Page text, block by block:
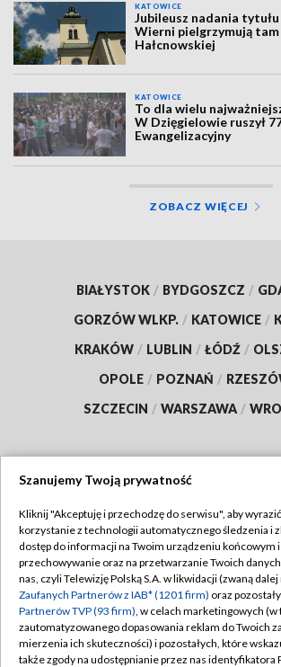
KATOWICE
Jubileusz nadania
Wierni pielgrzymują
Hałcnowskiej
KATOWICE
To dla wielu
W Dzięgielowie ruszył
Ewangelizacyjny
ZOBACZ WIĘCEJ
BIAŁYSTOK / BYDGOSZCZ /
GORZÓW WLKP. / KATOWICE /
KRAKÓW / LUBLIN / ŁÓDŹ /
OPOLE / POZNAŃ /
SZCZECIN / WARSZAWA /
TVP
Abonament TVP
Emisja w TVP
Centrum informacji TVP
Naziemna Telewizja Cyfrowa
Regulamin TVP
Polityka prywatności
Moje zgody
Pomoc
Szanujemy Twoją prywatność
Kliknij "Akceptuję i przechodzę do serwisu", aby
korzystanie z technologii automatycznego śledzenia i
dostęp do informacji na Twoim urządzeniu końcowym i
przechowywanie oraz na przetwarzanie Twoich
nas, czyli Telewizję Polską S.A. w likwidacji (zwaną dalej
Zaufanych Partnerów z IAB* (1201 firm) oraz
Partnerów TVP (93 firm), w celach marketingowych (w
zautomatyzowanego dopasowania reklam do Twoich
mierzenia ich skuteczności) i pozostałych, które
także zgody na udostępnianie przez nas identyfikatora